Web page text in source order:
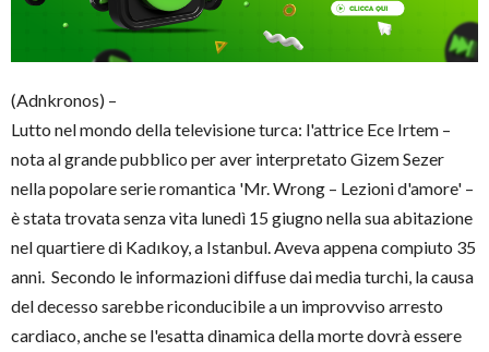
(Adnkronos) –
Lutto nel mondo della televisione turca: l'attrice Ece Irtem –
nota al grande pubblico per aver interpretato Gizem Sezer
nella popolare serie romantica 'Mr. Wrong – Lezioni d'amore' –
è stata trovata senza vita lunedì 15 giugno nella sua abitazione
nel quartiere di Kadıkoy, a Istanbul. Aveva appena compiuto 35
anni. Secondo le informazioni diffuse dai media turchi, la causa
del decesso sarebbe riconducibile a un improvviso arresto
cardiaco, anche se l'esatta dinamica della morte dovrà essere